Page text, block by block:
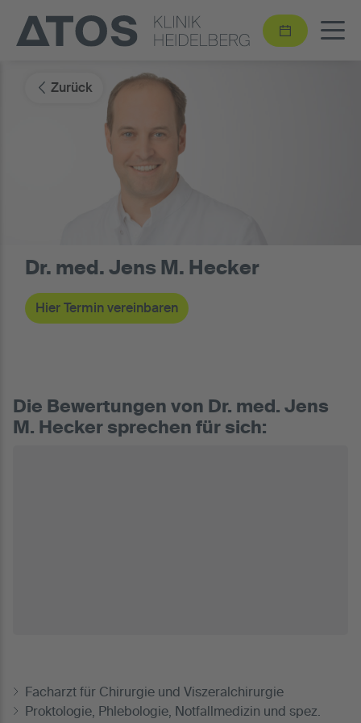
Zurück
Dr. med. Jens M. Hecker
Hier Termin vereinbaren
Die Bewertungen von Dr. med. Jens
M. Hecker sprechen für sich:
Facharzt für Chirurgie und Viszeralchirurgie
Proktologie, Phlebologie, Notfallmedizin und spez.